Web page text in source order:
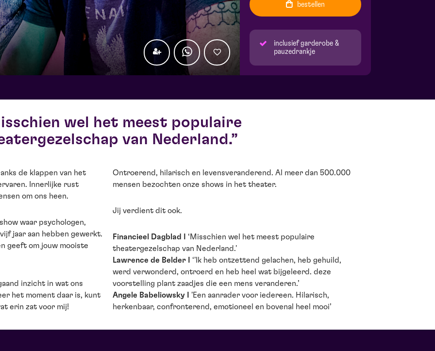
bestellen
inclusief garderobe &
pauzedrankje
wel het meest populaire
van Nederland.
de klappen van het
Innerlijke rust
om ons heen.
waar psychologen,
jaar aan hebben gewerkt.
geeft om jouw mooiste
inzicht in wat ons
het moment daar is, kunt
erin zat voor mij!
Ontroerend, hilarisch en levensveranderend. Al meer dan 500.000
mensen bezochten onze shows in het theater.
Jij verdient dit ook.
Financieel Dagblad I ‘Misschien wel het meest populaire
theatergezelschap van Nederland.'
Lawrence de Belder I ‘'Ik heb ontzettend gelachen, heb gehuild,
werd verwonderd, ontroerd en heb heel wat bijgeleerd. deze
voorstelling plant zaadjes die een mens veranderen.’
Angele Babeliowsky I 'Een aanrader voor iedereen. Hilarisch,
herkenbaar, confronterend, emotioneel en bovenal heel mooi’